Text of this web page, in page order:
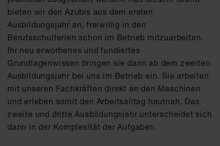
bieten wir den Azubis aus dem ersten
Ausbildungsjahr an, freiwillig in den
Berufsschulferien schon im Betrieb mitzuarbeiten.
Ihr neu erworbenes und fundiertes
Grundlagenwissen bringen sie dann ab dem zweiten
Ausbildungsjahr bei uns im Betrieb ein. Sie arbeiten
mit unseren Fachkräften direkt an den Maschinen
und erleben somit den Arbeitsalltag hautnah. Das
zweite und dritte Ausbildungsjahr unterscheidet sich
dann in der Komplexität der Aufgaben.